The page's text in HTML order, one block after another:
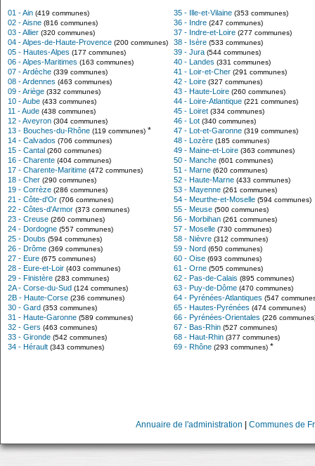
01 - Ain (419 communes)
02 - Aisne (816 communes)
03 - Allier (320 communes)
04 - Alpes-de-Haute-Provence (200 communes)
05 - Hautes-Alpes (177 communes)
06 - Alpes-Maritimes (163 communes)
07 - Ardèche (339 communes)
08 - Ardennes (463 communes)
09 - Ariège (332 communes)
10 - Aube (433 communes)
11 - Aude (438 communes)
12 - Aveyron (304 communes)
13 - Bouches-du-Rhône (119 communes) *
14 - Calvados (706 communes)
15 - Cantal (260 communes)
16 - Charente (404 communes)
17 - Charente-Maritime (472 communes)
18 - Cher (290 communes)
19 - Corrèze (286 communes)
21 - Côte-d'Or (706 communes)
22 - Côtes-d'Armor (373 communes)
23 - Creuse (260 communes)
24 - Dordogne (557 communes)
25 - Doubs (594 communes)
26 - Drôme (369 communes)
27 - Eure (675 communes)
28 - Eure-et-Loir (403 communes)
29 - Finistère (283 communes)
2A - Corse-du-Sud (124 communes)
2B - Haute-Corse (236 communes)
30 - Gard (353 communes)
31 - Haute-Garonne (589 communes)
32 - Gers (463 communes)
33 - Gironde (542 communes)
34 - Hérault (343 communes)
35 - Ille-et-Vilaine (353 communes)
36 - Indre (247 communes)
37 - Indre-et-Loire (277 communes)
38 - Isère (533 communes)
39 - Jura (544 communes)
40 - Landes (331 communes)
41 - Loir-et-Cher (291 communes)
42 - Loire (327 communes)
43 - Haute-Loire (260 communes)
44 - Loire-Atlantique (221 communes)
45 - Loiret (334 communes)
46 - Lot (340 communes)
47 - Lot-et-Garonne (319 communes)
48 - Lozère (185 communes)
49 - Maine-et-Loire (363 communes)
50 - Manche (601 communes)
51 - Marne (620 communes)
52 - Haute-Marne (433 communes)
53 - Mayenne (261 communes)
54 - Meurthe-et-Moselle (594 communes)
55 - Meuse (500 communes)
56 - Morbihan (261 communes)
57 - Moselle (730 communes)
58 - Nièvre (312 communes)
59 - Nord (650 communes)
60 - Oise (693 communes)
61 - Orne (505 communes)
62 - Pas-de-Calais (895 communes)
63 - Puy-de-Dôme (470 communes)
64 - Pyrénées-Atlantiques (547
65 - Hautes-Pyrénées (474 communes)
66 - Pyrénées-Orientales (226
67 - Bas-Rhin (527 communes)
68 - Haut-Rhin (377 communes)
69 - Rhône (293 communes) *
Annuaire de l'administration Communes de